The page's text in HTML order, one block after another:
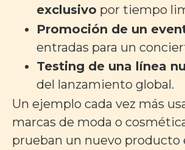
exclusivo por tiempo
Promoción de un
entradas para un
Testing de una línea
del lanzamiento global.
Un ejemplo cada vez más
marcas de moda o
prueban un nuevo producto